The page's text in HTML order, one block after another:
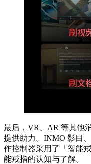
最后，VR、AR 等其他
提供助力。INMO 影目
作控制器采用了「智能
能戒指的认知与了解。